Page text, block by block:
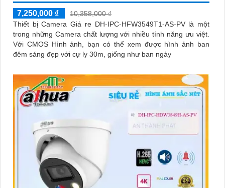
7,250,000 ₫
10,358,000 ₫
Thiết bị Camera Giá re DH-IPC-HFW3549T1-AS-PV là một
trong những Camera chất lượng với nhiều tính năng ưu việt.
Với CMOS Hình ảnh, bạn có thể xem được hình ảnh ban
đêm sáng đẹp với cự ly 30m, giống như ban ngày